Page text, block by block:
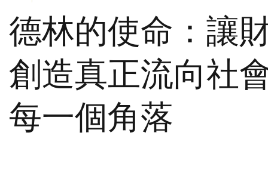
德林的使命：讓
創造真正流向社
每一個角落